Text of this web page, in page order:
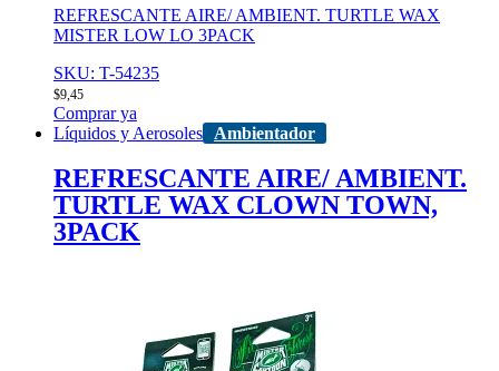
REFRESCANTE AIRE/ AMBIENT. TURTLE WAX
MISTER LOW LO 3PACK
SKU: T-54235
$9,45
Comprar ya
Líquidos y Aerosoles
Ambientador
REFRESCANTE AIRE/ AMBIENT.
TURTLE WAX CLOWN TOWN,
3PACK